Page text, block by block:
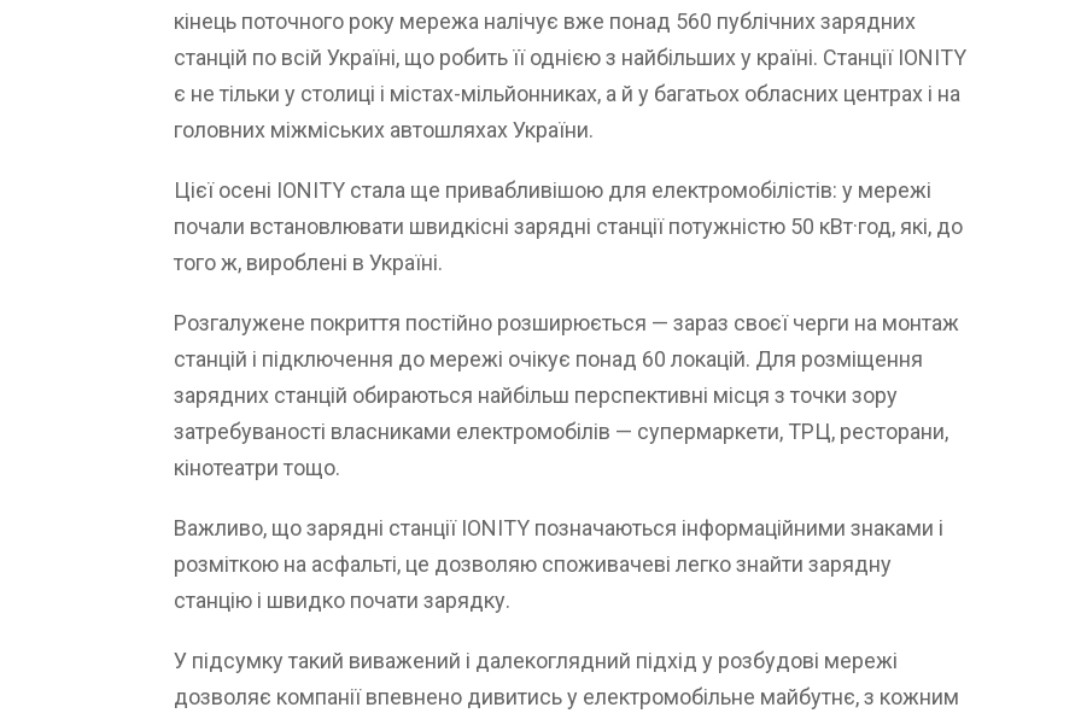
кінець поточного року мережа налічує вже понад 560 публічних зарядних
станцій по всій Україні, що робить її однією з найбільших у країні. Станції IONITY
є не тільки у столиці і містах-мільйонниках, а й у багатьох обласних центрах і на
головних міжміських автошляхах України.
Цієї осені IONITY стала ще привабливішою для електромобілістів: у мережі
почали встановлювати швидкісні зарядні станції потужністю 50 кВт·год, які, до
того ж, вироблені в Україні.
Розгалужене покриття постійно розширюється — зараз своєї черги на монтаж
станцій і підключення до мережі очікує понад 60 локацій. Для розміщення
зарядних станцій обираються найбільш перспективні місця з точки зору
затребуваності власниками електромобілів — супермаркети, ТРЦ, ресторани,
кінотеатри тощо.
Важливо, що зарядні станції IONITY позначаються інформаційними знаками і
розміткою на асфальті, це дозволяю споживачеві легко знайти зарядну
станцію і швидко почати зарядку.
У підсумку такий виважений і далекоглядний підхід у розбудові мережі
дозволяє компанії впевнено дивитись у електромобільне майбутнє, з кожним